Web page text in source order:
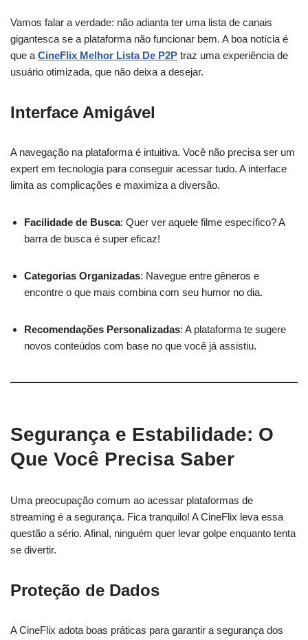
Vamos falar a verdade: não adianta ter uma lista de canais
gigantesca se a plataforma não funcionar bem. A boa notícia é
que a CineFlix Melhor Lista De P2P traz uma experiência de
usuário otimizada, que não deixa a desejar.
Interface Amigável
A navegação na plataforma é intuitiva. Você não precisa ser um
expert em tecnologia para conseguir acessar tudo. A interface
limita as complicações e maximiza a diversão.
Facilidade de Busca: Quer ver aquele filme específico? A
barra de busca é super eficaz!
Categorias Organizadas: Navegue entre gêneros e
encontre o que mais combina com seu humor no dia.
Recomendações Personalizadas: A plataforma te sugere
novos conteúdos com base no que você já assistiu.
Segurança e Estabilidade: O
Que Você Precisa Saber
Uma preocupação comum ao acessar plataformas de
streaming é a segurança. Fica tranquilo! A CineFlix leva essa
questão a sério. Afinal, ninguém quer levar golpe enquanto tenta
se divertir.
Proteção de Dados
A CineFlix adota boas práticas para garantir a segurança dos